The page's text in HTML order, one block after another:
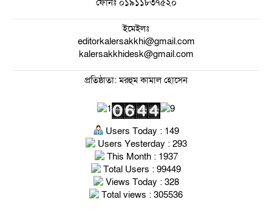
ফোনঃ০১৯১১৮৩৭৫২০
ইমেইলঃ
editorkalersakkhi@gmail.com
kalersakkhidesk@gmail.com
প্রতিষ্ঠাতা: মরহুম কামাল হোসেন
Users Today : 149
Users Yesterday : 293
This Month : 1937
Total Users : 99449
Views Today : 328
Total views : 305536